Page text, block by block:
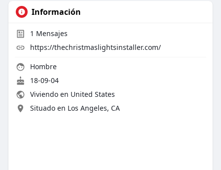
Información
1 Mensajes
https://thechristmaslightsinstaller.com/
Hombre
18-09-04
Viviendo en United States
Situado en Los Angeles, CA